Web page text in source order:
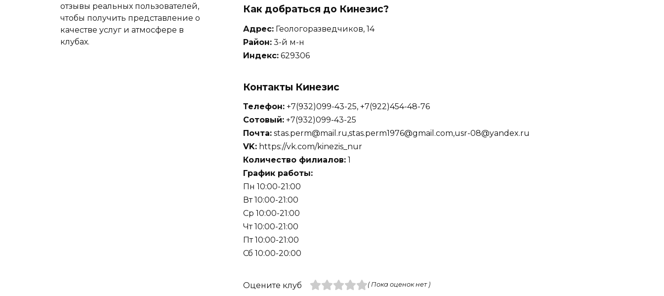
Как добраться до Кинезис?
Адрес: Геологоразведчиков, 14
Район: 3-й м-н
Индекс: 629306
Контакты Кинезис
Телефон: +7(932)099-43-25, +7(922)454-48-76
Сотовый: +7(932)099-43-25
Почта: stas.perm@mail.ru,stas.perm1976@gmail.com,usr-08@yandex.ru
VK: https://vk.com/kinezis_nur
Количество филиалов: 1
График работы:
Пн 10:00-21:00
Вт 10:00-21:00
Ср 10:00-21:00
Чт 10:00-21:00
Пт 10:00-21:00
Сб 10:00-20:00
Оцените клуб ( Пока оценок нет )
отзывы реальных пользователей,
чтобы получить представление о
качестве услуг и атмосфере в
клубах.